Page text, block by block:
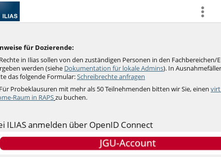
more
für Dozierende:
in Ilias sollen von den zuständigen Personen in den Fachbereichen/
werden (siehe Dokumentation für lokale Admins). In
das folgende Formular:Schreibrechte anfragen
Probeklausuren mit mehr als 50 Teilnehmenden bitten wir Sie, einen
Raum in RAPSzu buchen.
ILIAS anmelden über OpenID Connect